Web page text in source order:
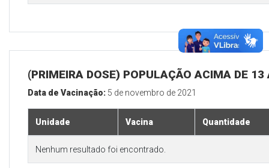
(PRIMEIRA DOSE) POPULAÇÃO ACIMA DE 13
Data de Vacinação: 5 de novembro de 2021
Unidade Vacina Quantidade
Nenhum resultado foi encontrado.